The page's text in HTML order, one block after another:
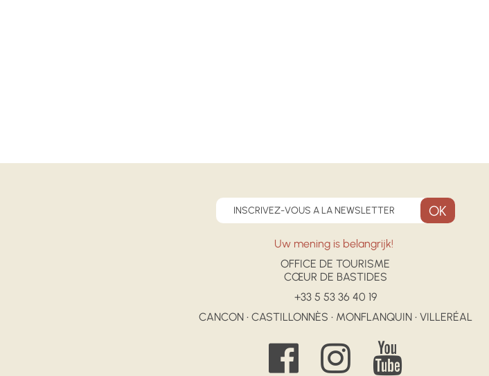
INSCRIVEZ-VOUS A LA NEWSLETTER
Uw mening is belangrijk!
OFFICE DE TOURISME
CŒUR DE BASTIDES
+33 5 53 36 40 19
CANCON • CASTILLONNÈS • MONFLANQUIN • VILLERÉAL